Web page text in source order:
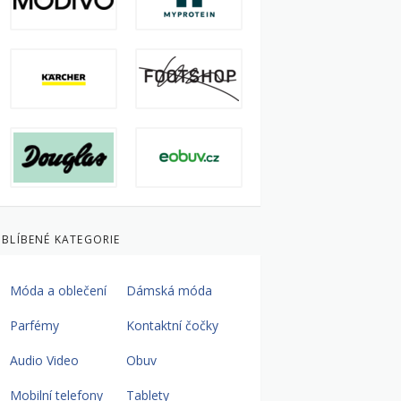
KATEGORIE
Móda a oblečení Dámská móda
Parfémy Kontaktní čočky
Audio Video Obuv
Mobilní telefony Tablety